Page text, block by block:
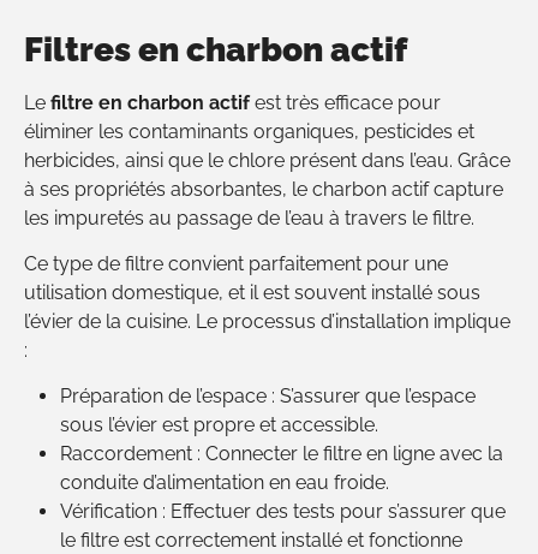
Filtres en charbon actif
Le filtre en charbon actifest très efficace pour
éliminer les contaminants organiques, pesticides et
herbicides, ainsi que le chlore présent dans l’eau. Grâce
à ses propriétés absorbantes, le charbon actif capture
les impuretés au passage de l’eau à travers le filtre.
Ce type de filtre convient parfaitement pour une
utilisation domestique, et il est souvent installé sous
l’évier de la cuisine. Le processus d’installation implique
:
Préparation de l’espace : S’assurer que l’espace
sous l’évier est propre et accessible.
Raccordement : Connecter le filtre en ligne avec la
conduite d’alimentation en eau froide.
Vérification : Effectuer des tests pour s’assurer que
le filtre est correctement installé et fonctionne